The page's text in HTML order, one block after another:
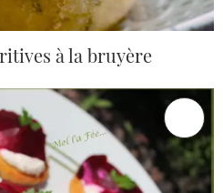
à la bruyère